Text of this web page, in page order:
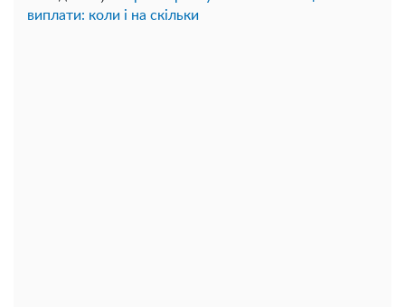
виплати: коли і на скільки